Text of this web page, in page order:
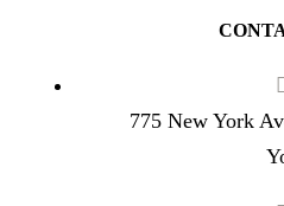
775 New York